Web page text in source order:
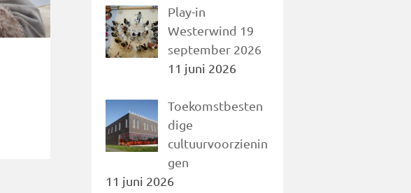
Play-in
Westerwind 19
september 2026
11 juni 2026
Toekomstbesten
dige
cultuurvoorzienin
gen
11 juni 2026